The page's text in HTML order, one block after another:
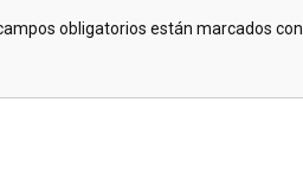
obligatorios están marcados con